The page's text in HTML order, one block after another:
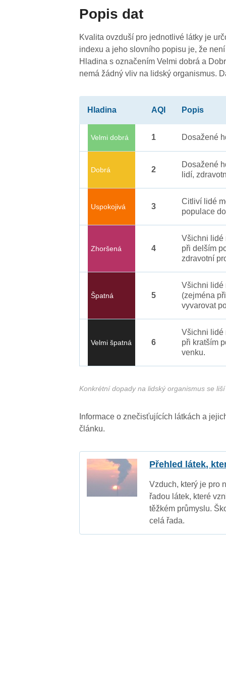
4
4
Popis dat
Kvalita ovzduší pro jednotlivé látky je
indexu a jeho slovního popisu je, že
Hladina s označením Velmi dobrá a
nemá žádný vliv na lidský organismus.
Hladina AQI Popis
Velmi dobrá 1 Dosažené
Dobrá 2
Dosažené
lidí,
Uspokojivá 3
Citliví lidé
populace
Zhoršená 4
Všichni lidé
při delším
zdravotní
Špatná 5
Všichni lidé
(zejména
vyvarovat
Velmi špatná 6
Všichni lidé
při kratším
venku.
Konkrétní dopady na lidský organismus se
Informace o znečisťujících látkách a
článku.
Přehled látek,
Vzduch, který je pro
řadou látek, které
těžkém průmyslu.
celá řada.